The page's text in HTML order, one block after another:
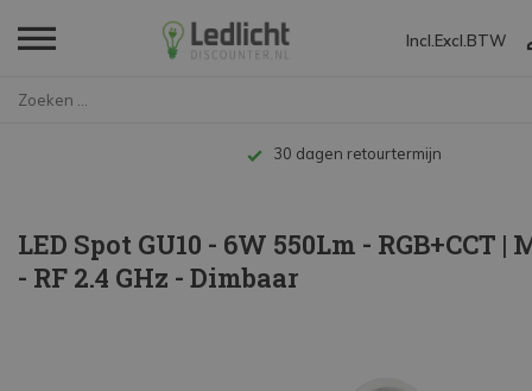
Incl. Excl. BTW
Tot 10 jaar garantie
LED Spot GU10 - 6W 550Lm - RGB+CCT |
- RF 2.4 GHz - Dimbaar